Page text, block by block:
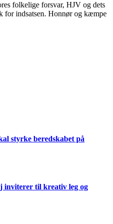
folkelige forsvar, HJV og dets
for indsatsen. Honnør og kæmpe
styrke beredskabet på
inviterer til kreativ leg og